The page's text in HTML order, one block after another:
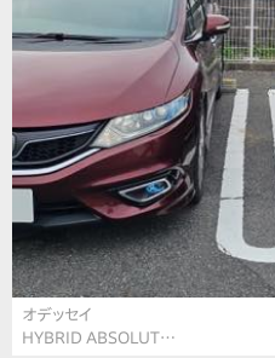
オデッセイ
HYBRID ABSOLUT…